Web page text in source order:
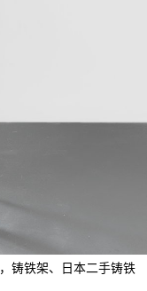
，铸铁架、日本二手铸铁